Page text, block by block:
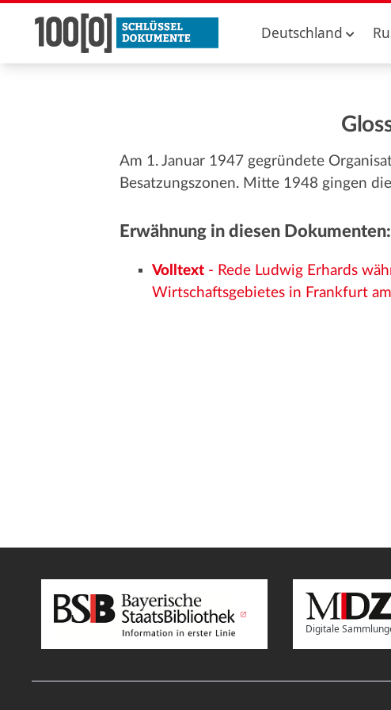
Deutschland
Am 1. Januar 1947 gegründete
Besatzungszonen. Mitte 1948 gingen
Erwähnung in diesen Dokumenten:
Volltext - Rede Ludwig Erhards
Wirtschaftsgebietes in Frankfurt
Digitale